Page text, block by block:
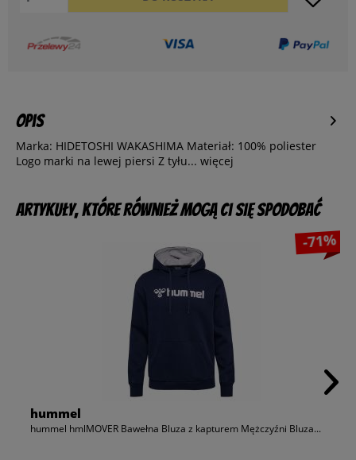
Opis
Marka: HIDETOSHI WAKASHIMA Materiał: 100% poliester
Logo marki na lewej piersi Z tyłu... więcej
Artykuły, które również mogą Ci się spodobać
-71%
hummel
hummel hmlMOVER Bawełna Bluza z kapturem Mężczyźni Bluza...